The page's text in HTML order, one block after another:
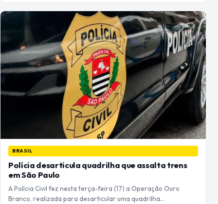
BRASIL
Polícia desarticula quadrilha que assalta trens
em São Paulo
A Polícia Civil fez nesta terça-feira (17) a Operação Ouro
Branco, realizada para desarticular uma quadrilha…